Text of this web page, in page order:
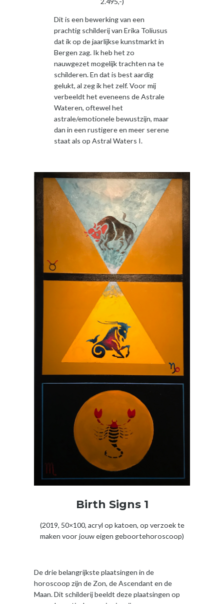
Dit is een bewerking van een
prachtig schilderij van Erika Toliusus
dat ik op de jaarlijkse kunstmarkt in
Bergen zag. Ik heb het zo
nauwgezet mogelijk trachten na te
schilderen. En dat is best aardig
gelukt, al zeg ik het zelf. Voor mij
verbeeldt het eveneens de Astrale
Wateren, oftewel het
astrale/emotionele bewustzijn, maar
dan in een rustigere en meer serene
staat als op Astral Waters I.
Birth Signs 1
(2019, 50×100, acryl op katoen, op verzoek te
maken voor jouw eigen geboortehoroscoop)
De drie belangrijkste plaatsingen in de
horoscoop zijn de Zon, de Ascendant en de
Maan. Dit schilderij beeldt deze plaatsingen op